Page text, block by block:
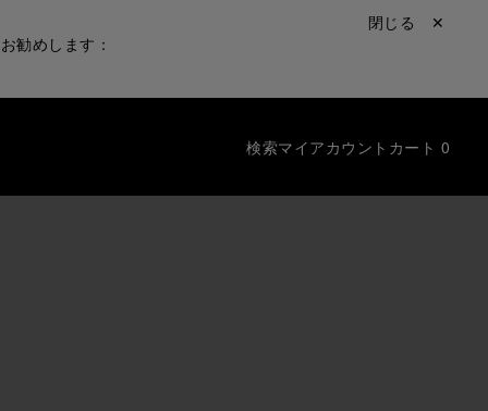
勧めします：
閉じる ✕
検索マイアカウント カート 0